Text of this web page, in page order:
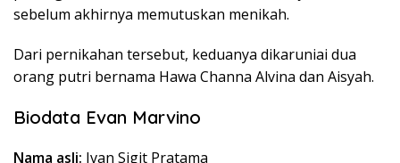
sebelum akhirnya memutuskan menikah.
Dari pernikahan tersebut, keduanya dikaruniai dua
orang putri bernama Hawa Channa Alvina dan Aisyah.
Biodata Evan Marvino
Nama asli: Ivan Sigit Pratama